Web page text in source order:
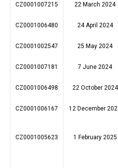
CZ0001007215 22 March 2024
CZ0001006480 24 April 2024
CZ0001002547 25 May 2024
CZ0001007181
7 June 2024
CZ0001006498 22 October 2024
CZ0001006167
12 December
CZ0001005623 1 February 2025